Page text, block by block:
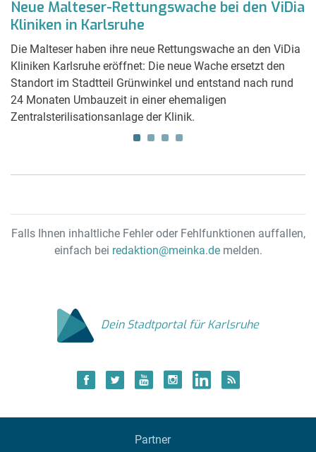
Neue Malteser-Rettungswache bei den ViDia
Kliniken in Karlsruhe
Die Malteser haben ihre neue Rettungswache an den ViDia
Kliniken Karlsruhe eröffnet: Die neue Wache ersetzt den
Standort im Stadtteil Grünwinkel und entstand nach rund
24 Monaten Umbauzeit in einer ehemaligen
Zentralsterilisationsanlage der Klinik.
Falls Ihnen inhaltliche Fehler oder Fehlfunktionen auffallen,
einfach bei redaktion@meinka.demelden.
Dein Stadtportal für Karlsruhe
Partner